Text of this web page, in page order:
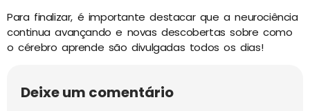
Para finalizar, é importante destacar que a neurociência
continua avançando e novas descobertas sobre como
o cérebro aprende são divulgadas todos os dias!
Deixe um comentário